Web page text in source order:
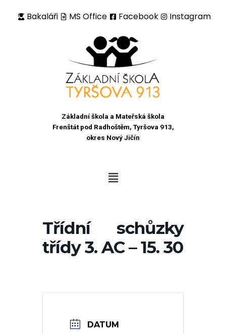
Bakaláři MS Office Facebook Instagram
Základní škola a Mateřská škola
Frenštát pod Radhoštěm, Tyršova 913,
okres Nový Jičín
Třídní schůzky
třídy 3. AC – 15. 30
DATUM